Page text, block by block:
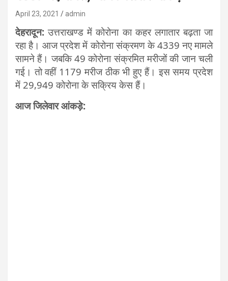
April 23, 2021 admin
देहरादून: उत्तराखण्ड में कोरोना का कहर लगातार बढ़ता जा
रहा है। आज प्रदेश में कोरोना संक्रमण के 4339 नए मामले
सामने हैं। जबकि 49 कोरोना संक्रमित मरीजों की जान चली
गई। तो वहीं 1179 मरीज ठीक भी हुए हैं। इस समय प्रदेश
में 29,949 कोरोना के सक्रिय केस हैं।
आज जिलेवार आंकड़े: